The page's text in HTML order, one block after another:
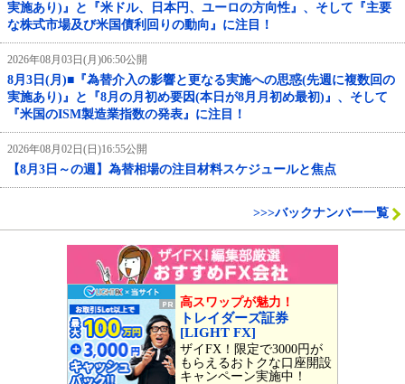
実施あり)』と『米ドル、日本円、ユーロの方向性』、そして『主要
な株式市場及び米国債利回りの動向』に注目！
2026年08月03日(月)06:50公開
8月3日(月)■『為替介入の影響と更なる実施への思惑(先週に複数回の
実施あり)』と『8月の月初め要因(本日が8月月初め最初)』、そして
『米国のISM製造業指数の発表』に注目！
2026年08月02日(日)16:55公開
【8月3日～の週】為替相場の注目材料スケジュールと焦点
>>>バックナンバー一覧
高スワップが魅力！
トレイダーズ証券
[LIGHT FX]
ザイFX！限定で3000円が
もらえるおトクな口座開設
キャンペーン実施中！